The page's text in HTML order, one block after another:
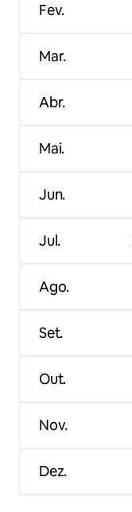
Fev.
Mar.
Abr.
Mai.
Jun.
Jul.
Ago.
Set.
Out.
Nov.
Dez.